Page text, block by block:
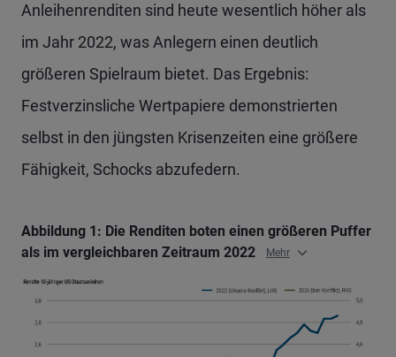
Anleihenrenditen sind heute wesentlich höher als
im Jahr 2022, was Anlegern einen deutlich
größeren Spielraum bietet. Das Ergebnis:
Festverzinsliche Wertpapiere demonstrierten
selbst in den jüngsten Krisenzeiten eine größere
Fähigkeit, Schocks abzufedern.
Abbildung 1: Die Renditen boten einen größeren Puffer
als im vergleichbaren Zeitraum 2022
Mehr